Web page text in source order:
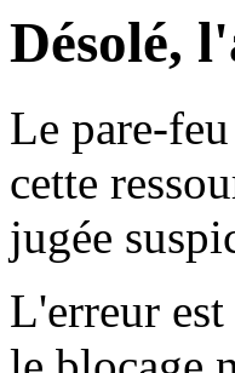
Désolé,
Le pare-
cette
jugée
L'erreur